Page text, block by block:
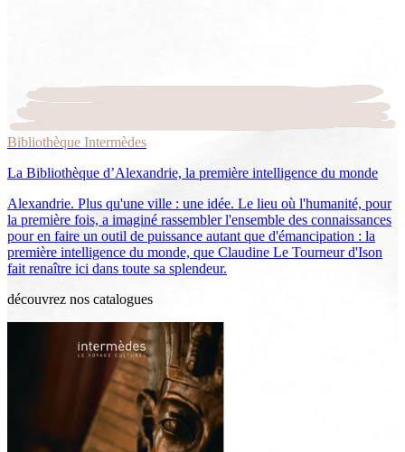
Bibliothèque Intermèdes
La Bibliothèque d’Alexandrie, la première intelligence du monde
Alexandrie. Plus qu'une ville : une idée. Le lieu où l'humanité, pour
la première fois, a imaginé rassembler l'ensemble des connaissances
pour en faire un outil de puissance autant que d'émancipation : la
première intelligence du monde, que Claudine Le Tourneur d'Ison
fait renaître ici dans toute sa splendeur.
découvrez nos catalogues